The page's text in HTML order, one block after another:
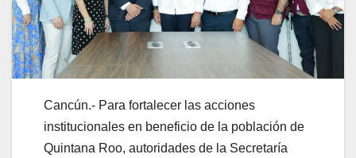
Cancún.- Para fortalecer las acciones
institucionales en beneficio de la población de
Quintana Roo, autoridades de la Secretaría